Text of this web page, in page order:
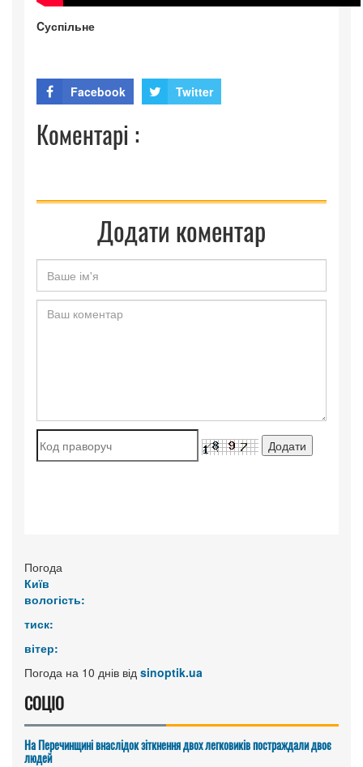
Cуспільне
Facebook Twitter
Коментарі :
Додати коментар
Погода
Київ
вологість:
тиск:
вітер:
Погода на 10 днів від sinoptik.ua
СОЦІО
На Перечинщині внаслідок зіткнення двох легковиків постраждали двоє
людей